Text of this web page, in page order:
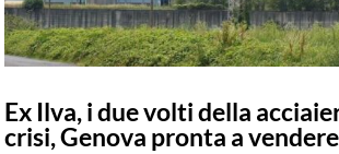
Ex Ilva, i due volti della
crisi, Genova pronta a